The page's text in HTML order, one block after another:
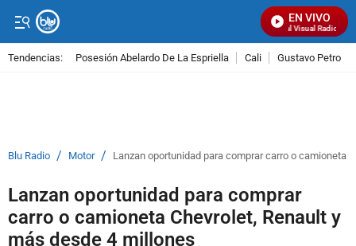
EN VIVO
Señal Visual Radio
Tendencias: Posesión Abelardo De La Espriella Cali Gustavo Petro
Blu Radio / Motor / Lanzan oportunidad para comprar carro o camioneta
Lanzan oportunidad para comprar
carro o camioneta Chevrolet, Renault y
más desde 4 millones